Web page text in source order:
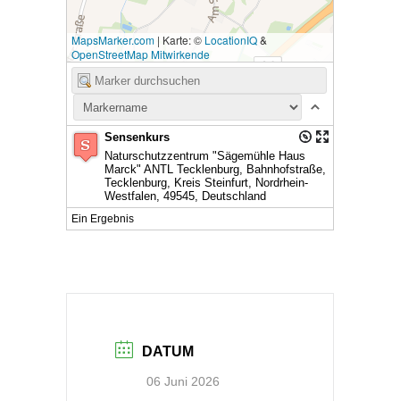
MapsMarker.com | Karte: © LocationIQ&
OpenStreetMap Mitwirkende
Sensenkurs
Naturschutzzentrum "Sägemühle Haus
Marck" ANTL Tecklenburg, Bahnhofstraße,
Tecklenburg, Kreis Steinfurt, Nordrhein-
Westfalen, 49545, Deutschland
Ein Ergebnis
DATUM
06 Juni 2026